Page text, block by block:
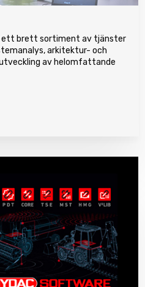
ett brett sortiment av tjänster
arkitektur- och
av helomfattande